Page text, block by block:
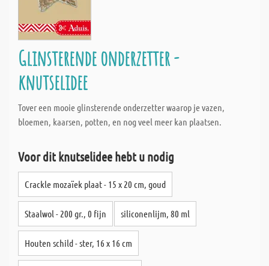
Glinsterende onderzetter -
knutselidee
Tover een mooie glinsterende onderzetter waarop je vazen,
bloemen, kaarsen, potten, en nog veel meer kan plaatsen.
Voor dit knutselidee hebt u nodig
Crackle mozaïek plaat - 15 x 20 cm, goud
Staalwol - 200 gr., 0 fijn siliconenlijm, 80 ml
Houten schild - ster, 16 x 16 cm